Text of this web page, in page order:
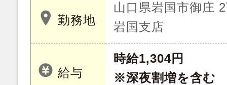
勤務地
山口県岩国市御庄
岩国支店
給与
時給1,304円
※深夜割増を含む